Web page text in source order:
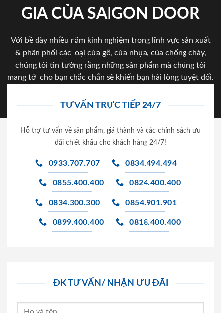
GIA CỦA SAIGON DOOR
Với bề dày nhiều năm kinh nghiệm trong lĩnh vực sản xuất
& phân phối các loại cửa gỗ, cửa nhựa, của chống cháy,
chúng tôi tin tưởng rằng những sản phẩm mà chúng tôi
mang tới cho bạn chắc chắn sẽ khiến bạn hài lòng tuyệt đối.
TƯ VẤN TRỰC TIẾP 24/7
Hỗ trợ tư vấn về sản phẩm, giá thành và các chính sách ưu
đãi chiết khấu cho khách hàng 24/7!
0933.707.707 0834.494.494
0855.400.400 0824.400.400
0834.300.300 0854.901.901
0899.400.400 0818.400.400
ĐK TƯ VẤN/ NHẬN ƯU ĐÃI